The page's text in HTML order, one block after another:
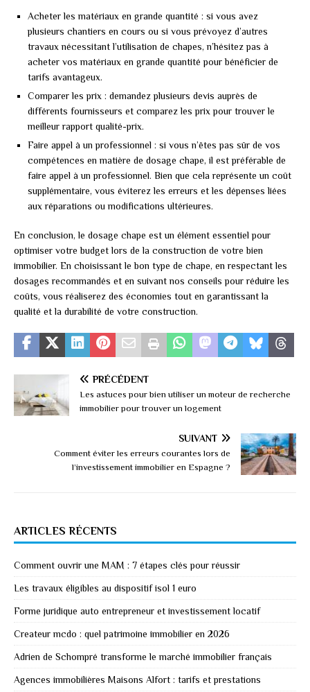
Acheter les matériaux en grande quantité : si vous avez
plusieurs chantiers en cours ou si vous prévoyez d’autres
travaux nécessitant l’utilisation de chapes, n’hésitez pas à
acheter vos matériaux en grande quantité pour bénéficier de
tarifs avantageux.
Comparer les prix : demandez plusieurs devis auprès de
différents fournisseurs et comparez les prix pour trouver le
meilleur rapport qualité-prix.
Faire appel à un professionnel : si vous n’êtes pas sûr de vos
compétences en matière de dosage chape, il est préférable de
faire appel à un professionnel. Bien que cela représente un coût
supplémentaire, vous éviterez les erreurs et les dépenses liées
aux réparations ou modifications ultérieures.
En conclusion, le dosage chape est un élément essentiel pour
optimiser votre budget lors de la construction de votre bien
immobilier. En choisissant le bon type de chape, en respectant les
dosages recommandés et en suivant nos conseils pour réduire les
coûts, vous réaliserez des économies tout en garantissant la
qualité et la durabilité de votre construction.
PRÉCÉDENT
Les astuces pour bien utiliser un moteur de recherche
immobilier pour trouver un logement
SUIVANT
Comment éviter les erreurs courantes lors de
l’investissement immobilier en Espagne ?
ARTICLES RÉCENTS
Comment ouvrir une MAM : 7 étapes clés pour réussir
Les travaux éligibles au dispositif isol 1 euro
Forme juridique auto entrepreneur et investissement locatif
Createur mcdo : quel patrimoine immobilier en 2026
Adrien de Schompré transforme le marché immobilier français
Agences immobilières Maisons Alfort : tarifs et prestations